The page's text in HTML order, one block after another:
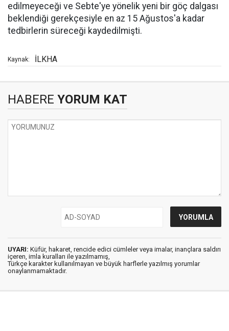
edilmeyeceği ve Sebte'ye yönelik yeni bir göç dalgası
beklendiği gerekçesiyle en az 15 Ağustos'a kadar
tedbirlerin süreceği kaydedilmişti.
Kaynak: İLKHA
HABERE YORUM KAT
UYARI: Küfür, hakaret, rencide edici cümleler veya imalar, inançlara saldırı
içeren, imla kuralları ile yazılmamış,
Türkçe karakter kullanılmayan ve büyük harflerle yazılmış yorumlar
onaylanmamaktadır.